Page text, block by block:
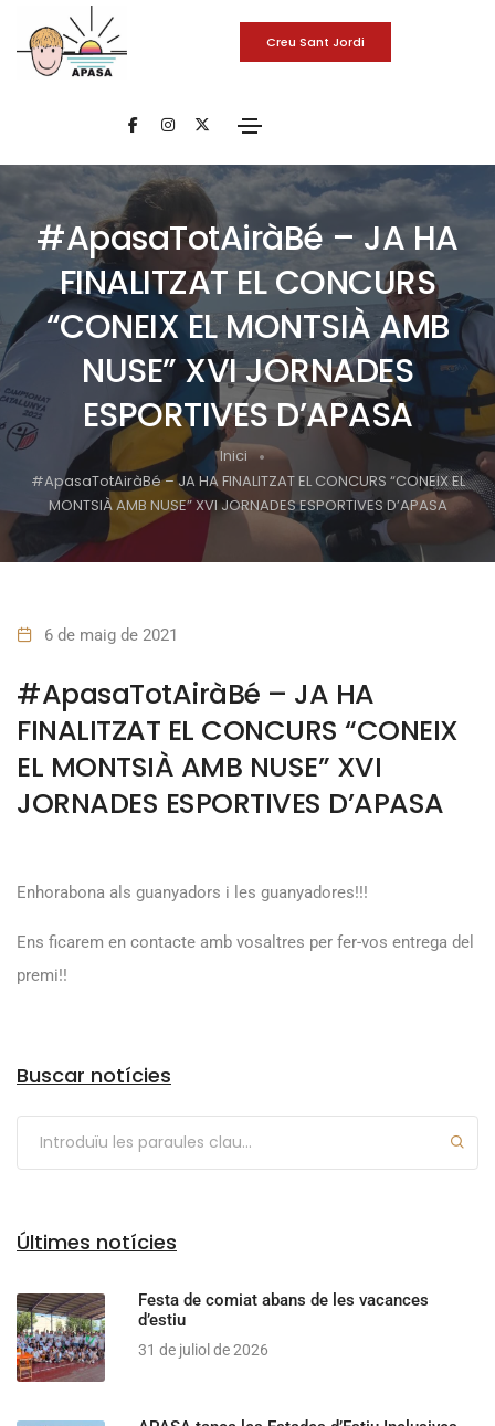
Creu Sant Jordi
#ApasaTotAiràBé – JA HA
FINALITZAT EL CONCURS
“CONEIX EL MONTSIÀ AMB
NUSE” XVI JORNADES
ESPORTIVES D’APASA
Inici
#ApasaTotAiràBé – JA HA FINALITZAT EL CONCURS “CONEIX EL
MONTSIÀ AMB NUSE” XVI JORNADES ESPORTIVES D’APASA
6 de maig de 2021
#ApasaTotAiràBé – JA HA
FINALITZAT EL CONCURS “CONEIX
EL MONTSIÀ AMB NUSE” XVI
JORNADES ESPORTIVES D’APASA
Enhorabona als guanyadors i les guanyadores!!!
Ens ficarem en contacte amb vosaltres per fer-vos entrega del
premi!!
Buscar notícies
Últimes notícies
Festa de comiat abans de les vacances
d’estiu
31 de juliol de 2026